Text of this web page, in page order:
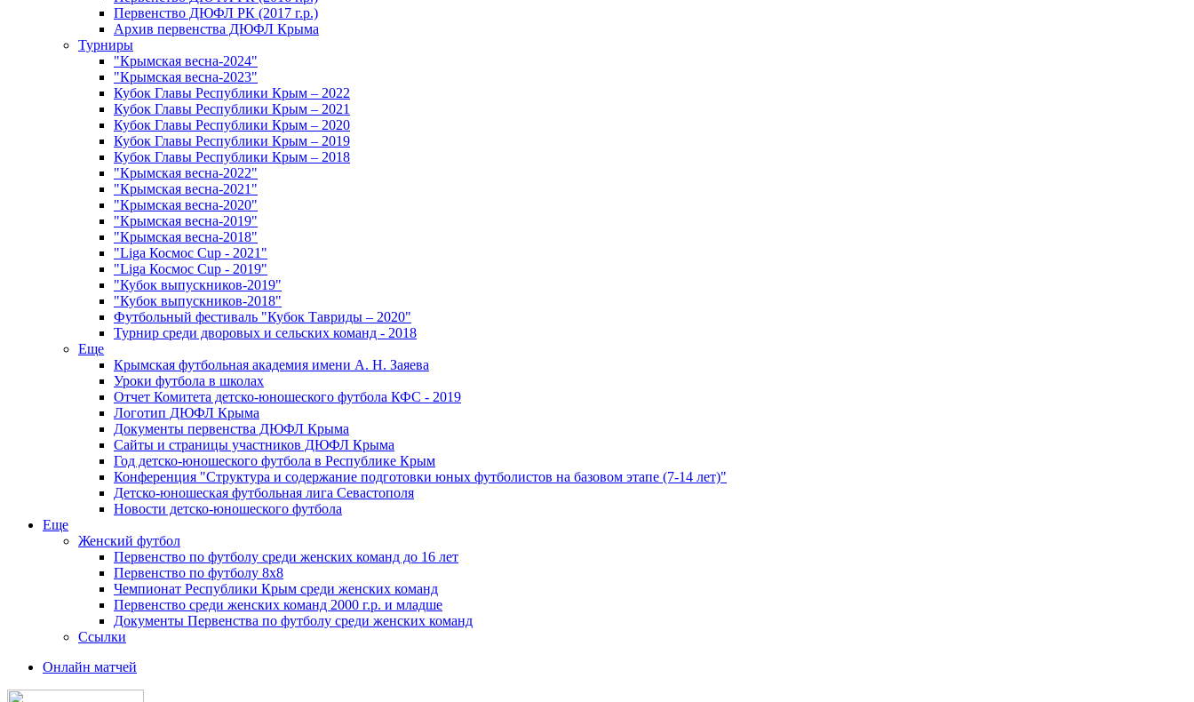
Первенство ДЮФЛ РК (2017 г.р.)
Архив первенства ДЮФЛ Крыма
Турниры
"Крымская весна-2024"
"Крымская весна-2023"
Кубок Главы Республики Крым – 2022
Кубок Главы Республики Крым – 2021
Кубок Главы Республики Крым – 2020
Кубок Главы Республики Крым – 2019
Кубок Главы Республики Крым – 2018
"Крымская весна-2022"
"Крымская весна-2021"
"Крымская весна-2020"
"Крымская весна-2019"
"Крымская весна-2018"
"Liga Космос Cup - 2021"
"Liga Космос Cup - 2019"
"Кубок выпускников-2019"
"Кубок выпускников-2018"
Футбольный фестиваль "Кубок Тавриды – 2020"
Турнир среди дворовых и сельских команд - 2018
Еще
Крымская футбольная академия имени А. Н. Заяева
Уроки футбола в школах
Отчет Комитета детско-юношеского футбола КФС - 2019
Логотип ДЮФЛ Крыма
Документы первенства ДЮФЛ Крыма
Сайты и страницы участников ДЮФЛ Крыма
Год детско-юношеского футбола в Республике Крым
Конференция "Структура и содержание подготовки юных футболистов на базовом этапе (7-14 лет)"
Детско-юношеская футбольная лига Севастополя
Новости детско-юношеского футбола
Еще
Женский футбол
Первенство по футболу среди женских команд до 16 лет
Первенство по футболу 8х8
Чемпионат Республики Крым среди женских команд
Первенство среди женских команд 2000 г.р. и младше
Документы Первенства по футболу среди женских команд
Ссылки
Онлайн матчей